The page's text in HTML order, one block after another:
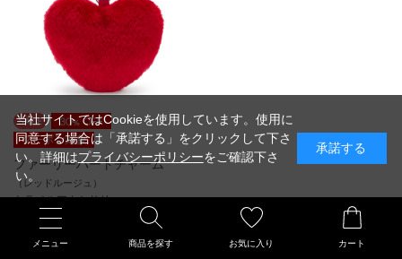
メニュー 商品を探す お気に入り カート
ファーリーハートチャーム
（レッドルージュ）
トラベルアクセサリー
￥2,926
通常価格 ￥4,180
当社サイトではCookieを使用しています。使用に
同意する場合は「承諾する」をクリックして下さ
い。詳細はプライバシーポリシーをご確認下さ
い。
承諾する